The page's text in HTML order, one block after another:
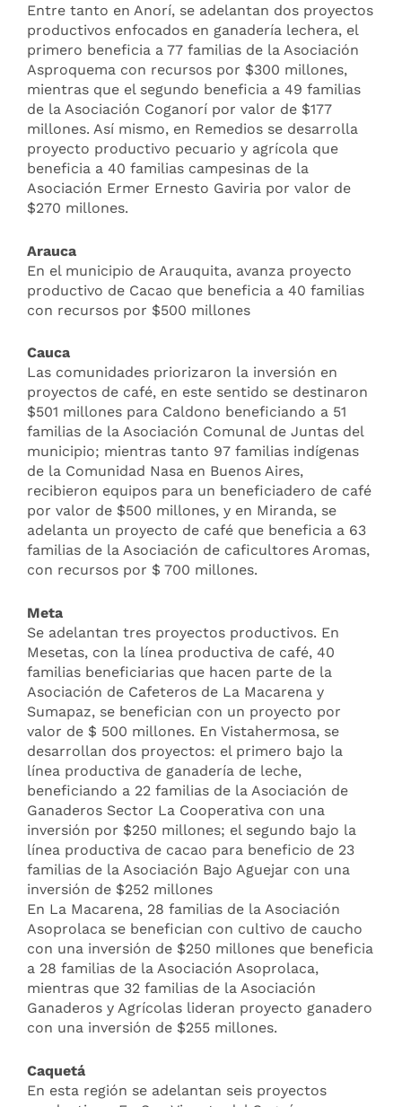
Entre tanto en Anorí, se adelantan dos proyectos
productivos enfocados en ganadería lechera, el
primero beneficia a 77 familias de la Asociación
Asproquema con recursos por $300 millones,
mientras que el segundo beneficia a 49 familias
de la Asociación Coganorí por valor de $177
millones. Así mismo, en Remedios se desarrolla
proyecto productivo pecuario y agrícola que
beneficia a 40 familias campesinas de la
Asociación Ermer Ernesto Gaviria por valor de
$270 millones.
Arauca
En el municipio de Arauquita, avanza proyecto
productivo de Cacao que beneficia a 40 familias
con recursos por $500 millones
Cauca
Las comunidades priorizaron la inversión en
proyectos de café, en este sentido se destinaron
$501 millones para Caldono beneficiando a 51
familias de la Asociación Comunal de Juntas del
municipio; mientras tanto 97 familias indígenas
de la Comunidad Nasa en Buenos Aires,
recibieron equipos para un beneficiadero de café
por valor de $500 millones, y en Miranda, se
adelanta un proyecto de café que beneficia a 63
familias de la Asociación de caficultores Aromas,
con recursos por $ 700 millones.
Meta
Se adelantan tres proyectos productivos. En
Mesetas, con la línea productiva de café, 40
familias beneficiarias que hacen parte de la
Asociación de Cafeteros de La Macarena y
Sumapaz, se benefician con un proyecto por
valor de $ 500 millones. En Vistahermosa, se
desarrollan dos proyectos: el primero bajo la
línea productiva de ganadería de leche,
beneficiando a 22 familias de la Asociación de
Ganaderos Sector La Cooperativa con una
inversión por $250 millones; el segundo bajo la
línea productiva de cacao para beneficio de 23
familias de la Asociación Bajo Aguejar con una
inversión de $252 millones
En La Macarena, 28 familias de la Asociación
Asoprolaca se benefician con cultivo de caucho
con una inversión de $250 millones que beneficia
a 28 familias de la Asociación Asoprolaca,
mientras que 32 familias de la Asociación
Ganaderos y Agrícolas lideran proyecto ganadero
con una inversión de $255 millones.
Caquetá
En esta región se adelantan seis proyectos